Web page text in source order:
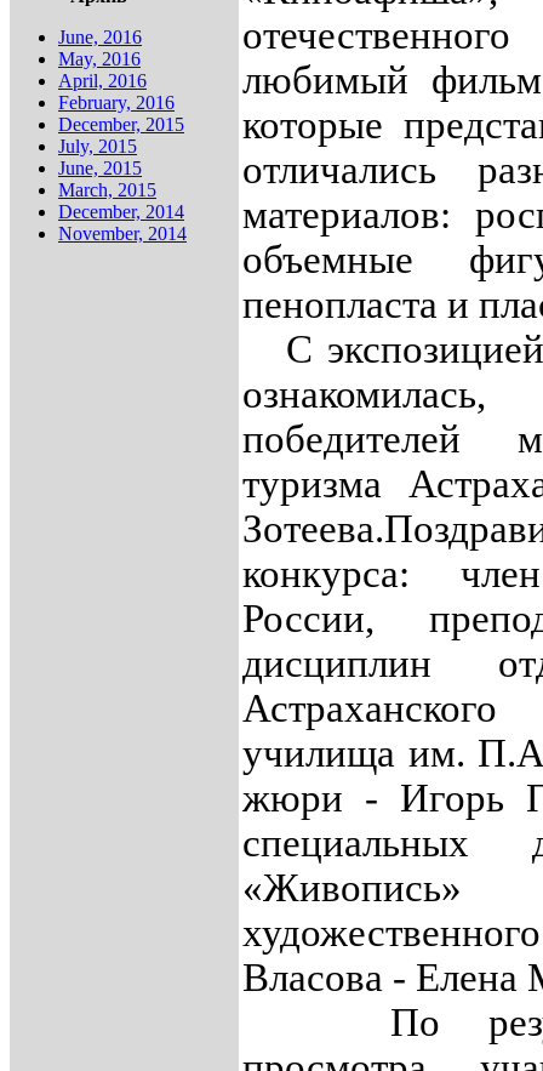
June, 2016
May, 2016
April, 2016
February, 2016
December, 2015
July, 2015
June, 2015
March, 2015
December, 2014
November, 2014
любимый
которые
отличались
материалов:
объемные
пенопласта и
С
победителей
туризма
Зотеева.
конкурса:
России,
дисциплин
училища им. П.А.
жюри - Игорь
специальных
Власова - Елена
По